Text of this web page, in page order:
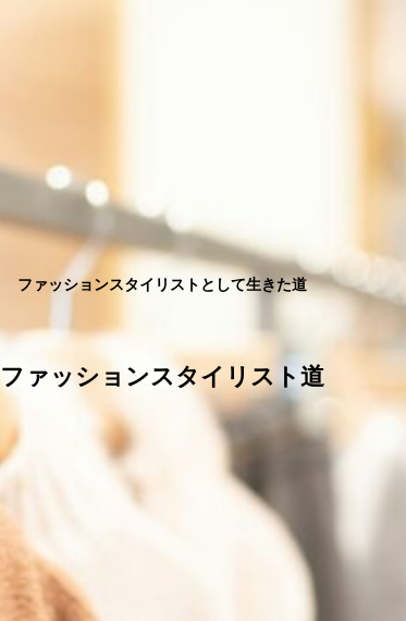
ファッションスタイリストとして生きた道
ファッションスタイリスト道